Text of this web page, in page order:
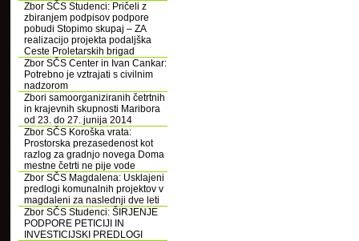
Zbor SČS Studenci: Pričeli z
zbiranjem podpisov podpore
pobudi Stopimo skupaj – ZA
realizacijo projekta podaljška
Ceste Proletarskih brigad
Zbor SČS Center in Ivan Cankar:
Potrebno je vztrajati s civilnim
nadzorom
Zbori samoorganiziranih četrtnih
in krajevnih skupnosti Maribora
od 23. do 27. junija 2014
Zbor SČS Koroška vrata:
Prostorska prezasedenost kot
razlog za gradnjo novega Doma
mestne četrti ne pije vode
Zbor SČS Magdalena: Usklajeni
predlogi komunalnih projektov v
magdaleni za naslednji dve leti
Zbor SČS Studenci: ŠIRJENJE
PODPORE PETICIJI IN
INVESTICIJSKI PREDLOGI